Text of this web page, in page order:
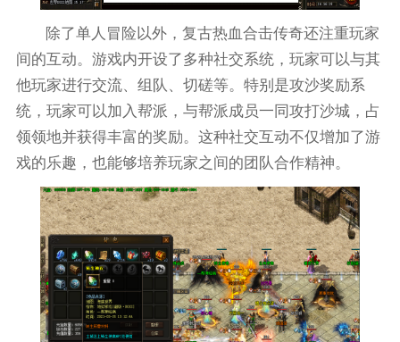
除了单人冒险以外，复古热血合击传奇还注重玩家
间的互动。游戏内开设了多种社交系统，玩家可以与其
他玩家进行交流、组队、切磋等。特别是攻沙奖励系
统，玩家可以加入帮派，与帮派成员一同攻打沙城，占
领领地并获得丰富的奖励。这种社交互动不仅增加了游
戏的乐趣，也能够培养玩家之间的团队合作精神。